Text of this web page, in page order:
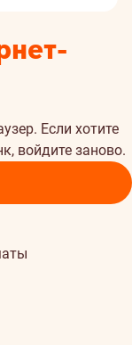
Если хотите
войдите заново.